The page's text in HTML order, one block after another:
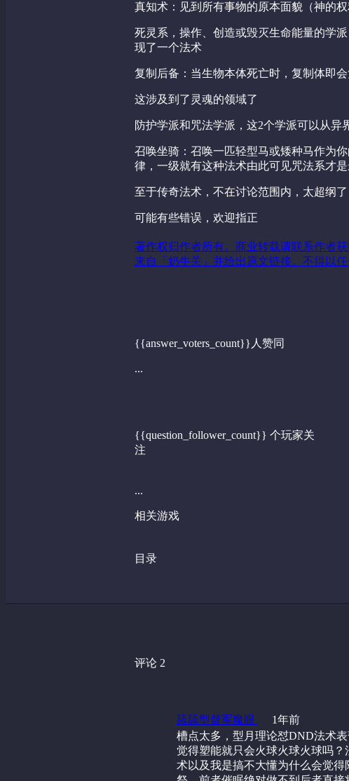
真知术：见到所有事物的原本面貌（神的权
死灵系，操作、创造或毁灭生命能量的学
现了一个法术
复制后备：当生物本体死亡时，复制体即
这涉及到了灵魂的领域了
防护学派和咒法学派，这2个学派可以从异
召唤坐骑：召唤一匹轻型马或矮种马作为
律，一级就有这种法术由此可见咒法系才
至于传奇法术，不在讨论范围内，太超纲了
可能有些错误，欢迎指正
著作权归作者所有。商业转载请联系作者
来自「奶牛关」并给出原文链接。不得以任
{{answer_voters_count}}人赞同
...
{{question_follower_count}} 个玩家关
注
...
相关游戏
目录
评论 2
舔舔型督军魔眼
1年前
槽点太多，型月理论怼DND法术
觉得塑能就只会火球火球火球吗
术以及我是搞不大懂为什么会觉